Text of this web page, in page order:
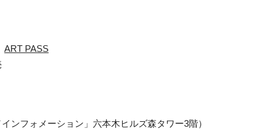
、ART PASS
ンフォメーション」六本木ヒルズ森タワー3階）